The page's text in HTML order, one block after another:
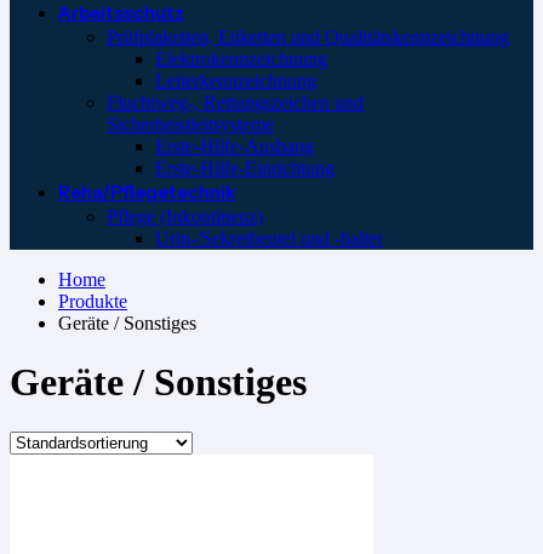
Arbeitsschutz
Prüfplaketten, Etiketten und Qualitätskennzeichnung
Elektrokennzeichnung
Leiterkennzeichnung
Fluchtweg-, Rettungszeichen und
Sicherheistleitsysteme
Erste-Hilfe-Aushang
Erste-Hilfe-Einrichtung
Reha/Pflegetechnik
Pflege (Inkontinenz)
Urin-/Sekretbeutel und -halter
Home
Produkte
Geräte / Sonstiges
Geräte / Sonstiges